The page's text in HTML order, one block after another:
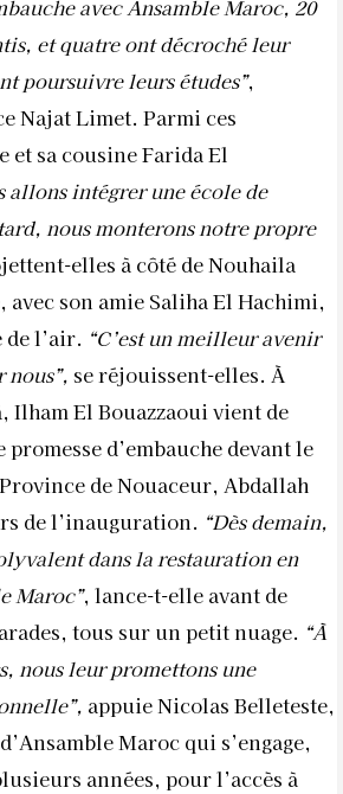
avec Ansamble Maroc, 20
et quatre ont décroché leur
poursuivre leurs études”,
Najat Limet. Parmi ces
et sa cousine Farida El
allons intégrer une école de
nous monterons notre propre
elles à côté de Nouhaila
avec son amie Saliha El Hachimi,
de l’air. “C’est un meilleur avenir
nous”, se réjouissent-elles. À
Ilham El Bouazzaoui vient de
d’embauche devant le
de Nouaceur, Abdallah
de l’inauguration. “Dès demain,
dans la restauration en
Maroc”, lance-t-elle avant de
tous sur un petit nuage. “À
nous leur promettons une
appuie Nicolas Belleteste,
Maroc qui s’engage,
années, pour l’accès à